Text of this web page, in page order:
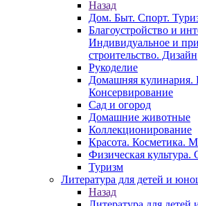
Назад
Дом. Быт. Спорт.
Благоустройство и
Индивидуальное и
строительство. Дизайн
Рукоделие
Домашняя кулинария.
Консервирование
Сад и огород
Домашние животные
Коллекционирование
Красота. Косметика.
Физическая культура.
Туризм
Литература для детей и
Назад